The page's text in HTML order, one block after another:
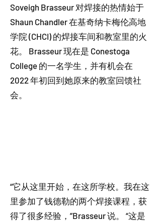
Soveigh Brasseur 对焊接的热情始于
Shaun Chandler 在基奇纳卡梅伦高地
学院 (CHCI) 的焊接车间和教室里的火
花。 Brasseur 现在是 Conestoga
College 的一名学生，并有机会在
2022 年初回到她原来的教室回馈社
会。
“它从这里开始，在这所学校。我在这
里参加了钱德勒的两个焊接课程，获
得了很多经验，”Brasseur 说。 “这是